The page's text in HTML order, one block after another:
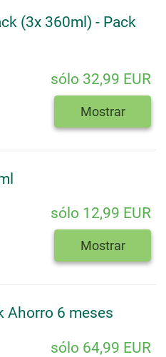
(3x 360ml) - Pack
sólo 32,99 EUR
Mostrar
sólo 12,99 EUR
Mostrar
Ahorro 6 meses
sólo 64,99 EUR